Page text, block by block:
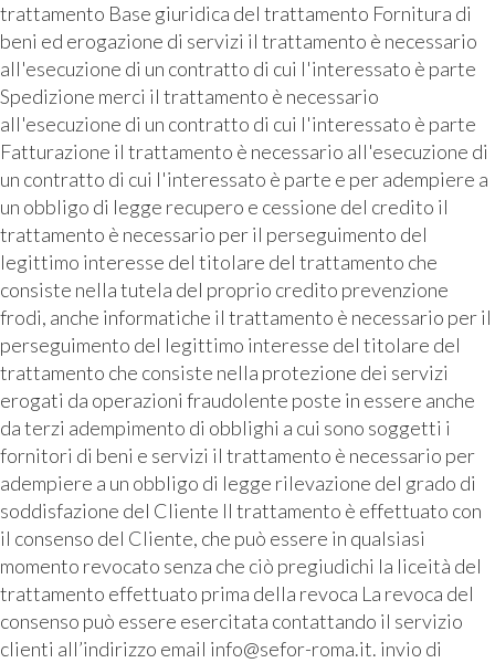
trattamento Base giuridica del trattamento Fornitura di
beni ed erogazione di servizi il trattamento è necessario
all'esecuzione di un contratto di cui l'interessato è parte
Spedizione merci il trattamento è necessario
all'esecuzione di un contratto di cui l'interessato è parte
Fatturazione il trattamento è necessario all'esecuzione di
un contratto di cui l'interessato è parte e per adempiere a
un obbligo di legge recupero e cessione del credito il
trattamento è necessario per il perseguimento del
legittimo interesse del titolare del trattamento che
consiste nella tutela del proprio credito prevenzione
frodi, anche informatiche il trattamento è necessario per il
perseguimento del legittimo interesse del titolare del
trattamento che consiste nella protezione dei servizi
erogati da operazioni fraudolente poste in essere anche
da terzi adempimento di obblighi a cui sono soggetti i
fornitori di beni e servizi il trattamento è necessario per
adempiere a un obbligo di legge rilevazione del grado di
soddisfazione del Cliente Il trattamento è effettuato con
il consenso del Cliente, che può essere in qualsiasi
momento revocato senza che ciò pregiudichi la liceità del
trattamento effettuato prima della revoca La revoca del
consenso può essere esercitata contattando il servizio
clienti all’indirizzo email info@sefor-roma.it. invio di